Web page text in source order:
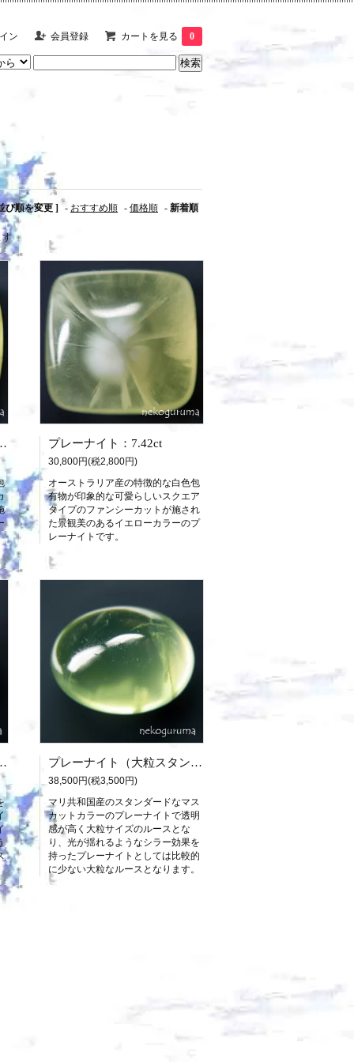
ン 会員登録 カートを見る 0
び順を変更 ] - おすすめ順 - 価格順 - 新着順
す
ズ）：38.44ct プレーナイト：7.42ct
30,800円(税2,800円)
オーストラリア産の特徴的な白色包
有物が印象的な可愛らしいスクエア
タイプのファンシーカットが施され
た景観美のあるイエローカラーのプ
レーナイトです。
大粒良質タイプ） プレーナイト（大粒スタンダード：マスカットカラー）
38,500円(税3,500円)
マリ共和国産のスタンダードなマス
カットカラーのプレーナイトで透明
感が高く大粒サイズのルースとな
り、光が揺れるようなシラー効果を
持ったプレーナイトとしては比較的
に少ない大粒なルースとなります。